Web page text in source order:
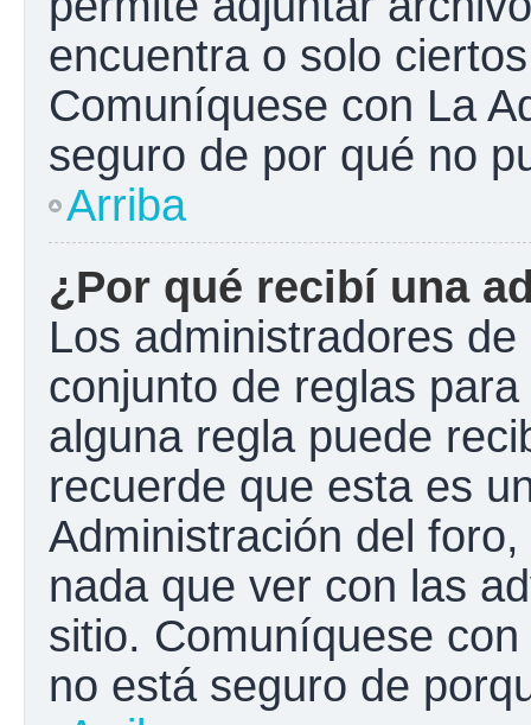
encuentra o solo
Comuníquese con La
seguro de por qué no
Arriba
¿Por qué recibí una
Los administradores
conjunto de reglas
alguna regla puede
recuerde que esta es
Administración del
nada que ver con las
sitio. Comuníquese
no está seguro de